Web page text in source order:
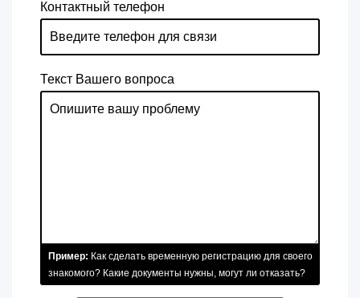
Контактный телефон
Текст Вашего вопроса
Пример: Как сделать временную регистрацию для своего
знакомого? Какие документы нужны, могут ли отказать?